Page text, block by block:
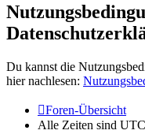
Du kannst die
hier nachlesen:
Foren-Übersicht
Alle Zeiten sind